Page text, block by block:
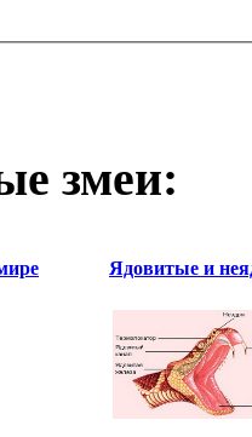
змеи:
Ядовитые и